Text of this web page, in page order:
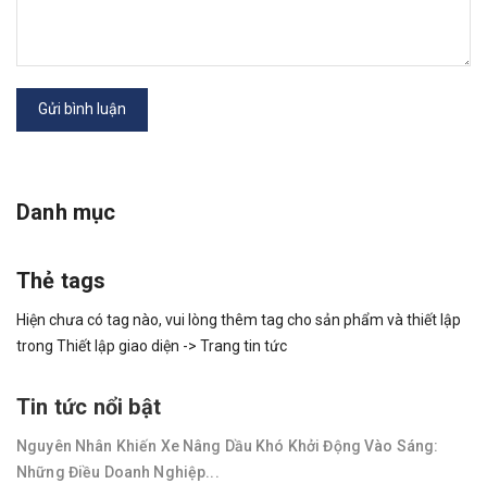
Gửi bình luận
Danh mục
Thẻ tags
Hiện chưa có tag nào, vui lòng thêm tag cho sản phẩm và thiết lập
trong Thiết lập giao diện -> Trang tin tức
Tin tức nổi bật
Nguyên Nhân Khiến Xe Nâng Dầu Khó Khởi Động Vào Sáng:
Những Điều Doanh Nghiệp...